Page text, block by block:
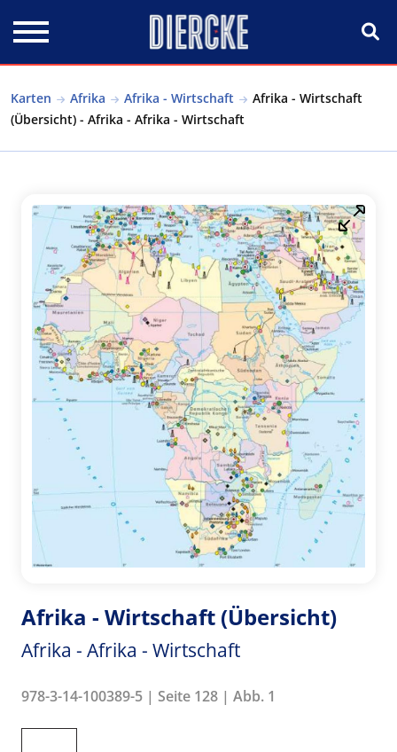
Karten Afrika Afrika - Wirtschaft
Afrika - Wirtschaft
(Übersicht) - Afrika - Afrika - Wirtschaft
Afrika - Wirtschaft (Übersicht)
Afrika - Afrika - Wirtschaft
978-3-14-100389-5 | Seite 128 | Abb. 1